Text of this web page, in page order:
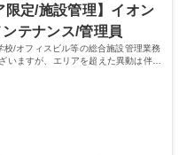
現場でのOJTと定期的なフォロ
長期的に活躍いただけます。
修学校 高校 語学力： 資格：第
限定/施設管理】イオン
テナンス/管理員
/オフィスビル等の総合施設管理業務
ますが、エリアを超えた異動は伴い